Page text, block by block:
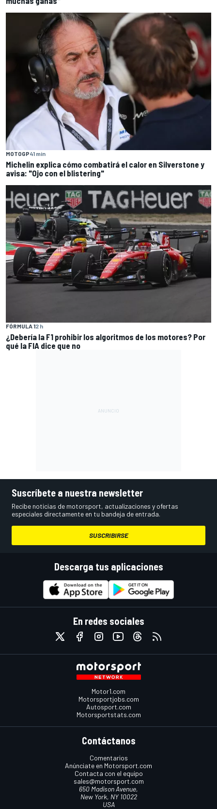
MOTOGP41 min
Michelin explica cómo combatirá el calor en Silverstone y
avisa: "Ojo con el blistering"
FÓRMULA 12 h
¿Debería la F1 prohibir los algoritmos de los motores? Por
qué la FIA dice que no
Suscríbete a nuestra newsletter
Recibe noticias de motorsport, actualizaciones y ofertas
especiales directamente en tu bandeja de entrada.
SUSCRIBIRSE
Descarga tus aplicaciones
En redes sociales
Motor1.com
Motorsportjobs.com
Autosport.com
Motorsportstats.com
Contáctanos
Comentarios
Anúnciate en Motorsport.com
Contacta con el equipo
sales@motorsport.com
650 Madison Avenue,
New York, NY 10022
USA